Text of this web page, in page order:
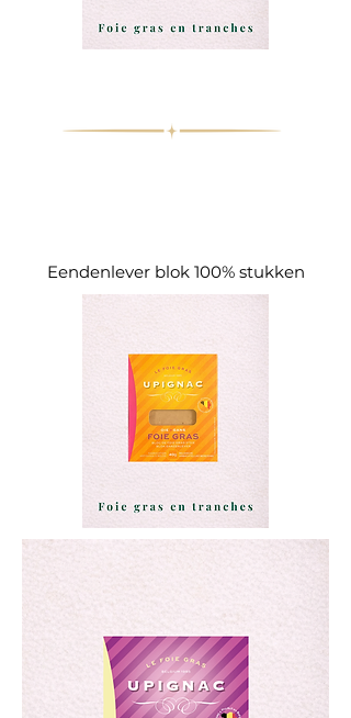
Eendenlever blok 100% stukken